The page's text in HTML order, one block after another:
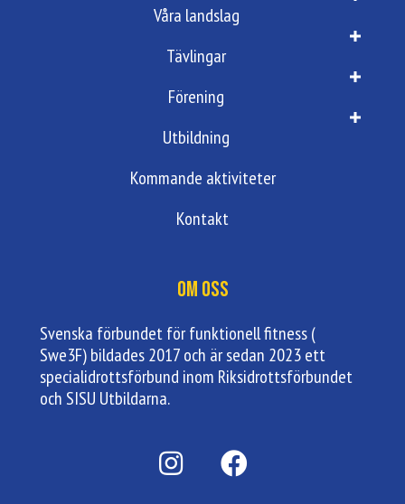
Våra landslag
Tävlingar
Förening
Utbildning
Kommande aktiviteter
Kontakt
Om oss
Svenska förbundet för funktionell fitness (
Swe3F) bildades 2017 och är sedan 2023 ett
specialidrottsförbund inom Riksidrottsförbundet
och SISU Utbildarna.